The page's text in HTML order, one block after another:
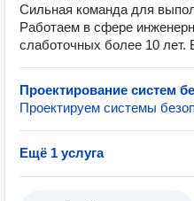
Сильная команда для
Работаем в сфере
слаботочных более 10
Проектирование систем
Проектируем системы
Ещё 1 услуга